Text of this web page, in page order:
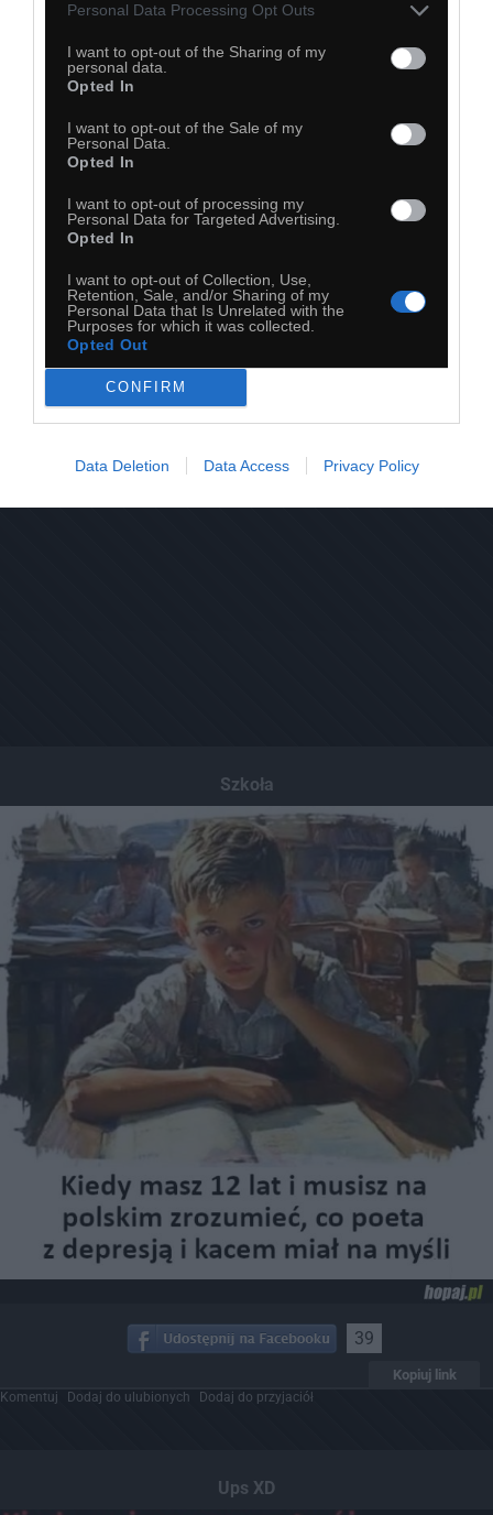
Personal Data Processing Opt Outs
I want to opt-out of the Sharing of my
personal data.
Opted In
I want to opt-out of the Sale of my
Personal Data.
Opted In
I want to opt-out of processing my
Personal Data for Targeted Advertising.
Opted In
I want to opt-out of Collection, Use,
Retention, Sale, and/or Sharing of my
Personal Data that Is Unrelated with the
Purposes for which it was collected.
Opted Out
CONFIRM
Data Deletion Data Access Privacy Policy
Kopiuj link
Dodaj do ulubionych Dodaj do przyjaciół
Szkoła
39
Kopiuj link
Komentuj Dodaj do ulubionych Dodaj do przyjaciół
Ups XD